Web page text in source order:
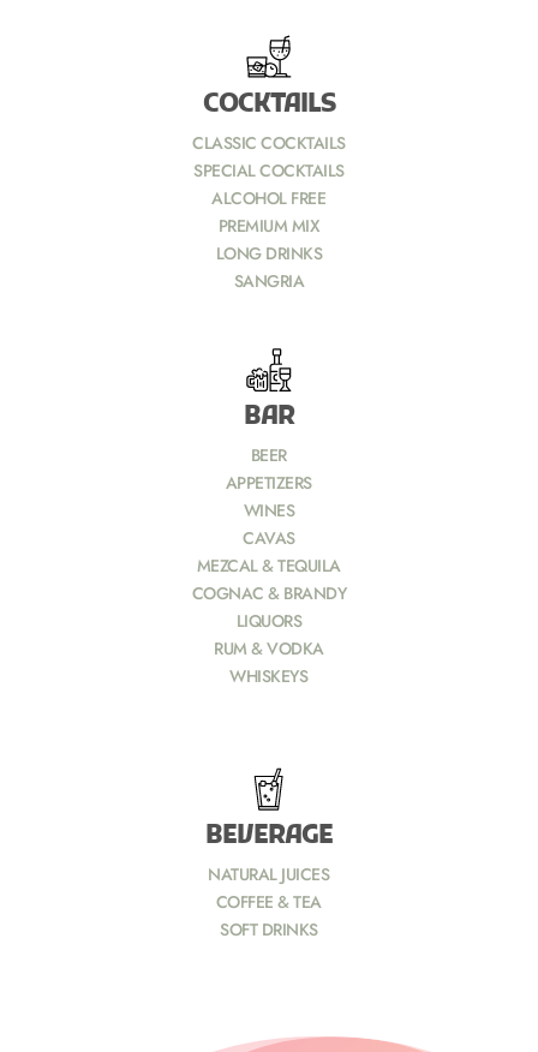
COCKTAILS
CLASSIC COCKTAILS
SPECIAL COCKTAILS
ALCOHOL FREE
PREMIUM MIX
LONG DRINKS
SANGRIA
BAR
BEER
APPETIZERS
WINES
CAVAS
MEZCAL & TEQUILA
COGNAC & BRANDY
LIQUORS
RUM & VODKA
WHISKEYS
BEVERAGE
NATURAL JUICES
COFFEE & TEA
SOFT DRINKS